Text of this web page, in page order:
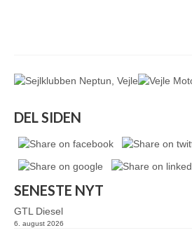
DEL SIDEN
SENESTE NYT
GTL Diesel
6. august 2026